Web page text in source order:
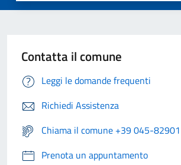
Contatta il comune
Leggi le domande frequenti
Richiedi Assistenza
Chiama il comune +39 045-
Prenota un appuntamento